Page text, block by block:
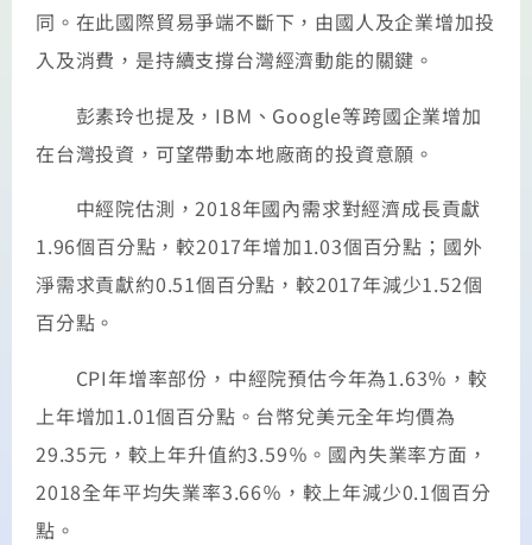
同。在此國際貿易爭端不斷下，由國人及企業增加投
入及消費，是持續支撐台灣經濟動能的關鍵。
彭素玲也提及，IBM、Google等跨國企業增加
在台灣投資，可望帶動本地廠商的投資意願。
中經院估測，2018年國內需求對經濟成長貢獻
1.96個百分點，較2017年增加1.03個百分點；國外
淨需求貢獻約0.51個百分點，較2017年減少1.52個
百分點。
CPI年增率部份，中經院預估今年為1.63％，較
上年增加1.01個百分點。台幣兌美元全年均價為
29.35元，較上年升值約3.59％。國內失業率方面，
2018全年平均失業率3.66％，較上年減少0.1個百分
點。